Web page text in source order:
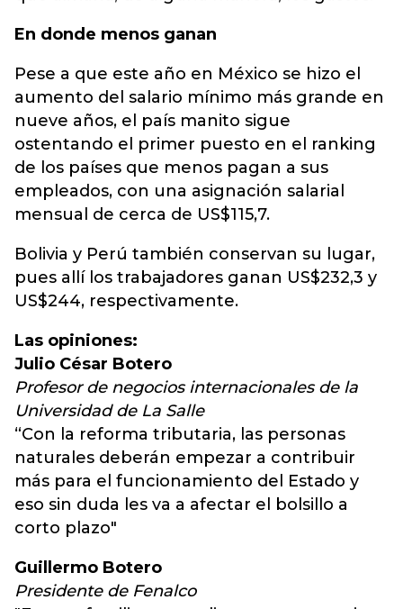
En donde menos ganan
Pese a que este año en México se hizo el
aumento del salario mínimo más grande en
nueve años, el país manito sigue
ostentando el primer puesto en el ranking
de los países que menos pagan a sus
empleados, con una asignación salarial
mensual de cerca de US$115,7.
Bolivia y Perú también conservan su lugar,
pues allí los trabajadores ganan US$232,3 y
US$244, respectivamente.
Las opiniones:
Julio César Botero
Profesor de negocios internacionales de la
Universidad de La Salle
“Con la reforma tributaria, las personas
naturales deberán empezar a contribuir
más para el funcionamiento del Estado y
eso sin duda les va a afectar el bolsillo a
corto plazo"
Guillermo Botero
Presidente de Fenalco